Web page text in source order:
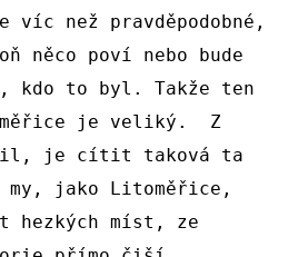
víc než pravděpodobné,
něco poví nebo bude
kdo to byl. Takže ten
je veliký.  Z
je cítit taková ta
jako Litoměřice,
hezkých míst, ze